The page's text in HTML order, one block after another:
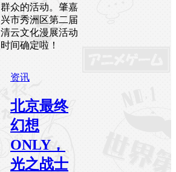
群众的活动。肇嘉
兴市秀洲区第二届
清云文化漫展活动
时间确定啦！
资讯
北京最终
幻想
ONLY，
光之战士